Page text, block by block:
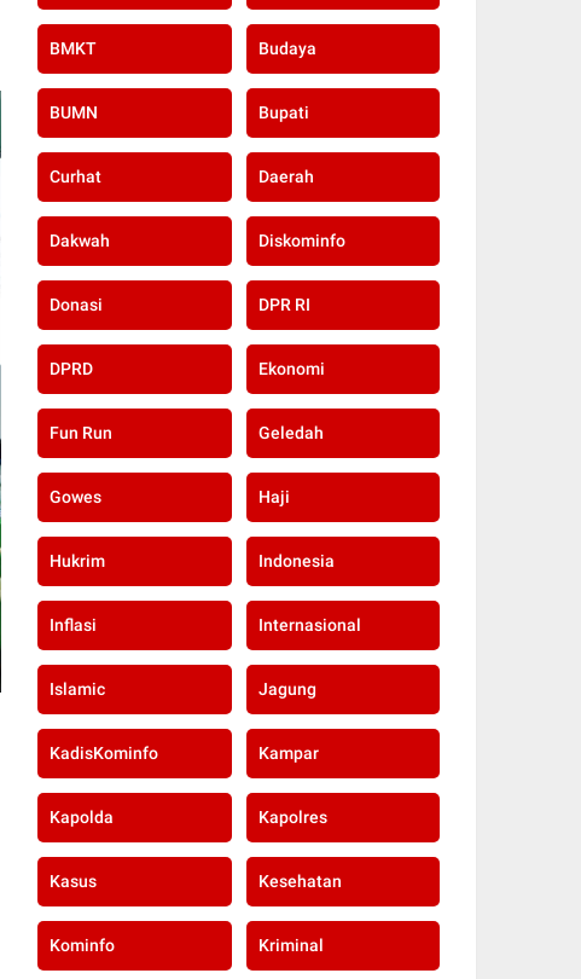
BMKT Budaya
BUMN Bupati
Curhat Daerah
Dakwah Diskominfo
Donasi DPR RI
DPRD Ekonomi
Fun Run Geledah
Gowes Haji
Hukrim Indonesia
Inflasi Internasional
Islamic Jagung
KadisKominfo Kampar
Kapolda Kapolres
Kasus Kesehatan
Kominfo Kriminal